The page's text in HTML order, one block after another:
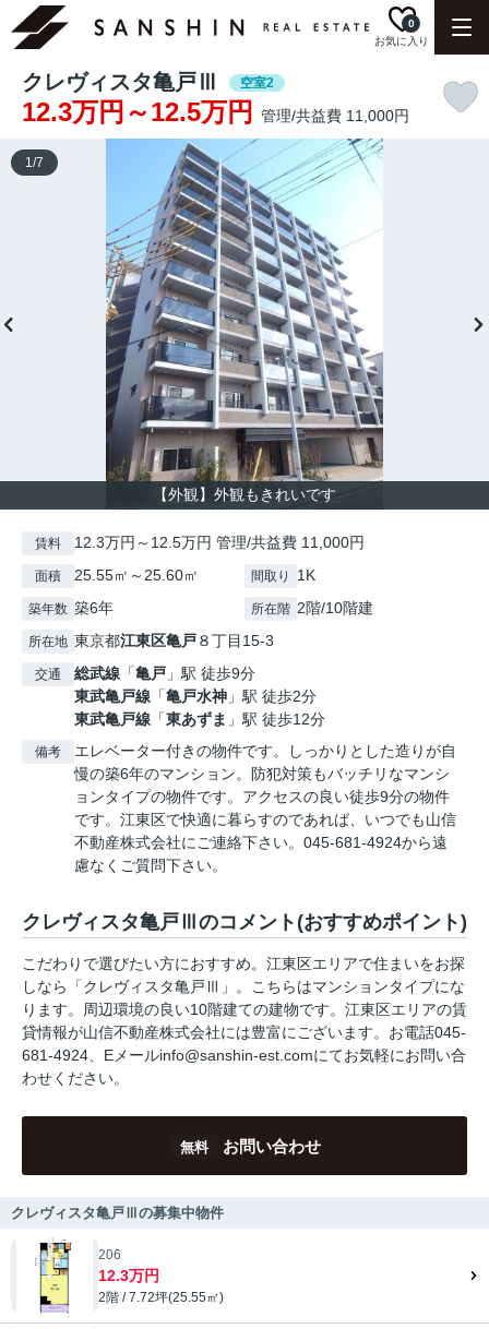
お気に入り
0
クレヴィスタ亀戸Ⅲ 空室2
12.3万円～12.5万円 管理/共益費 11,000円
【外観】外観もきれいです
1/7
賃料 12.3万円～12.5万円 管理/共益費 11,000円
面積 25.55㎡～25.60㎡ 間取り 1K
築年数 築6年 所在階 2階/10階建
所在地 東京都江東区亀戸８丁目15-3
交通 総武線 「亀戸 」駅 徒歩9分
東武亀戸線 「亀戸水神 」駅 徒歩2分
東武亀戸線 「東あずま 」駅 徒歩12分
備考
エレベーター付きの物件です。しっかりとした造りが自
慢の築6年のマンション。防犯対策もバッチリなマンシ
ョンタイプの物件です。アクセスの良い徒歩9分の物件
です。江東区で快適に暮らすのであれば、いつでも山信
不動産株式会社にご連絡下さい。045-681-4924から遠
慮なくご質問下さい。
クレヴィスタ亀戸Ⅲのコメント(おすすめポイント)
こだわりで選びたい方におすすめ。江東区エリアで住まいをお探
しなら「クレヴィスタ亀戸Ⅲ」。こちらはマンションタイプにな
ります。周辺環境の良い10階建ての建物です。江東区エリアの賃
貸情報が山信不動産株式会社には豊富にございます。お電話045-
681-4924、Eメールinfo@sanshin-est.comにてお気軽にお問い合
わせください。
無料 お問い合わせ
クレヴィスタ亀戸Ⅲの募集中物件
206
12.3万円
2階 / 7.72坪(25.55㎡)